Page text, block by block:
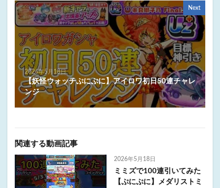
Next
2026年5月18日
【妖怪ウォッチぷにぷに】アイロワ初日50連チャレ
ンジ
関連する動画記事
2026年5月18日
ミミズで100連引いてみた
【ぷにぷに】メダリストミ